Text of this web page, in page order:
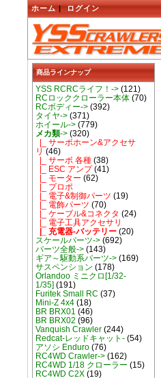
ホーム | ログイン
商品ラインナップ
YSS RCRCライフ！->(121)
RCロッククローラー本体(70)
RCボディー->(392)
タイヤ->(371)
ホイール->(779)
メカ類->(320)
|_ サーボホーン&アクセサ
リ (46)
|_ サーボ 各種(38)
|_ ESC アンプ(41)
|_ モーター (62)
|_ プロポ
|_ 電子&制御パーツ (19)
|_ 電飾パーツ (70)
|_ ケーブル&コネクタ (24)
|_ 電子工具アクセサリ
|_ 充電器-バッテリー(20)
スケールパーツ->(692)
パーツ全般->(143)
ギア～駆動系パーツ->(169)
サスペンション (178)
Orlandoo ミニクロ[1/32-
1/35] (191)
Furitek Small RC (37)
Mini-Z 4x4(18)
BR BRX01 (46)
BR BRX02 (96)
Vanquish Crawler(244)
Redcat-レッドキャット-(54)
アソシ Enduro(76)
RC4WD Crawler->(162)
RC4WD 1/18 クローラー (15)
RC4WD C2X(19)